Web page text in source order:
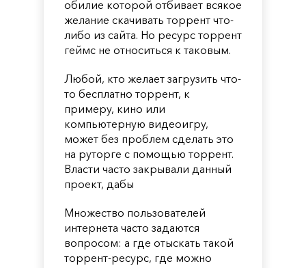
обилие которой отбивает всякое
желание скачивать торрент что-
либо из сайта. Но ресурс торрент
геймс не относиться к таковым.
Любой, кто желает загрузить что-
то бесплатно торрент, к
примеру, кино или
компьютерную видеоигру,
может без проблем сделать это
на руторге с помощью торрент.
Власти часто закрывали данный
проект, дабы
Множество пользователей
интернета часто задаются
вопросом: а где отыскать такой
торрент-ресурс, где можно